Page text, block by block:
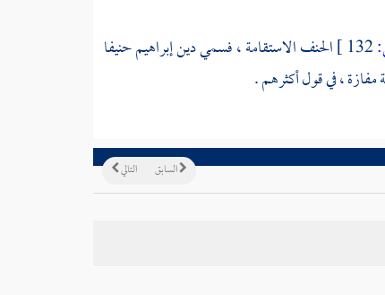
الحنف الاستقامة ، فسمي دين إبراهيم حنيفا
، في قول أكثرهم .
التالي السابق